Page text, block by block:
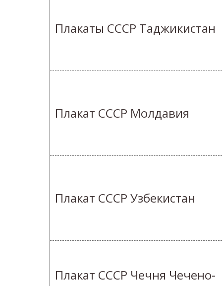
Плакаты СССР Таджикистан
Плакат СССР Молдавия
Плакат СССР Узбекистан
Плакат СССР Чечня Чечено-